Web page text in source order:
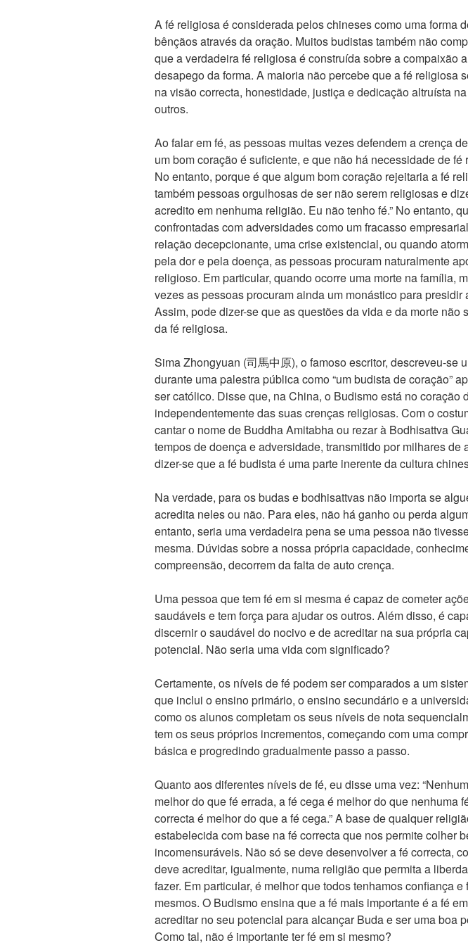
A fé religiosa é considerada pelos chineses como uma forma
bênçãos através da oração. Muitos budistas também não
que a verdadeira fé religiosa é construída sobre a compaixão
desapego da forma. A maioria não percebe que a fé religiosa
na visão correcta, honestidade, justiça e dedicação altruísta
outros.
Ao falar em fé, as pessoas muitas vezes defendem a crença
um bom coração é suficiente, e que não há necessidade de fé
No entanto, porque é que algum bom coração rejeitaria a fé
também pessoas orgulhosas de ser não serem religiosas e
acredito em nenhuma religião. Eu não tenho fé.” No entanto,
confrontadas com adversidades como um fracasso
relação decepcionante, uma crise existencial, ou quando
pela dor e pela doença, as pessoas procuram naturalmente
religioso. Em particular, quando ocorre uma morte na família,
vezes as pessoas procuram ainda um monástico para presidir
Assim, pode dizer-se que as questões da vida e da morte não
da fé religiosa.
Sima Zhongyuan (司馬中原), o famoso escritor, descreveu-se
durante uma palestra pública como “um budista de coração”
ser católico. Disse que, na China, o Budismo está no coração
independentemente das suas crenças religiosas. Com o
cantar o nome de Buddha Amitabha ou rezar à Bodhisattva
tempos de doença e adversidade, transmitido por milhares de
dizer-se que a fé budista é uma parte inerente da cultura
Na verdade, para os budas e bodhisattvas não importa se
acredita neles ou não. Para eles, não há ganho ou perda
entanto, seria uma verdadeira pena se uma pessoa não
mesma. Dúvidas sobre a nossa própria capacidade,
compreensão, decorrem da falta de auto crença.
Uma pessoa que tem fé em si mesma é capaz de cometer
saudáveis e tem força para ajudar os outros. Além disso, é
discernir o saudável do nocivo e de acreditar na sua própria
potencial. Não seria uma vida com significado?
Certamente, os níveis de fé podem ser comparados a um
que inclui o ensino primário, o ensino secundário e a
como os alunos completam os seus níveis de nota
tem os seus próprios incrementos, começando com uma
básica e progredindo gradualmente passo a passo.
Quanto aos diferentes níveis de fé, eu disse uma vez:
melhor do que fé errada, a fé cega é melhor do que nenhuma
correcta é melhor do que a fé cega.” A base de qualquer
estabelecida com base na fé correcta que nos permite colher
incomensuráveis. Não só se deve desenvolver a fé correcta,
deve acreditar, igualmente, numa religião que permita a
fazer. Em particular, é melhor que todos tenhamos confiança e
mesmos. O Budismo ensina que a fé mais importante é a fé
acreditar no seu potencial para alcançar Buda e ser uma boa
Como tal, não é importante ter fé em si mesmo?